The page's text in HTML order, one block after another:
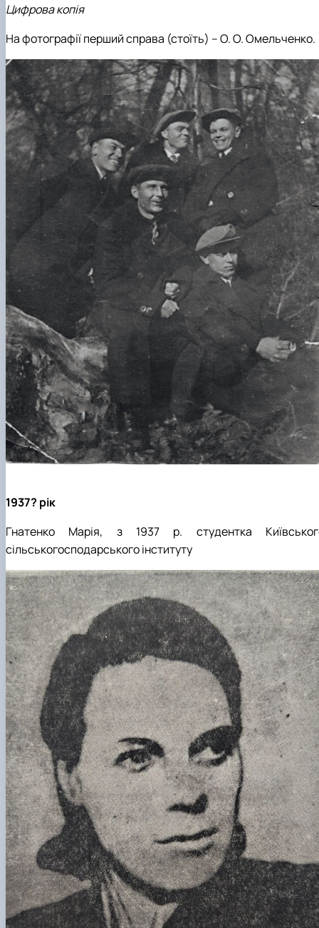
Цифрова копія
На фотографії перший справа (стоїть) – О. О. Омельченко.
1937? рік
Гнатенко Марія, з 1937 р. студентка
сільськогосподарського інституту